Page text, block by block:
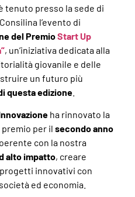
tenuto presso la sede di
l’evento di
del PremioStart Up
, un’iniziativa dedicata alla
giovanile e delle
un futuro più
questa edizione
ha rinnovato la
per il secondo anno
con la nostra
alto impatto, creare
innovativi con
ed economia.